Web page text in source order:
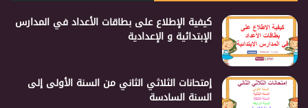
كيفية الإطلاع على بطاقات الأعداد في المدارس
الإبتدائية و الإعدادية
إمتحانات الثلاثي الثاني من السنة الأولى إلى
السنة السادسة